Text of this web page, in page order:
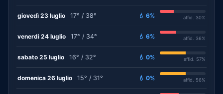
giovedì 23 luglio 17° / 38° 💧 6% affid. 30%
venerdì 24 luglio 17° / 34° 💧 6% affid. 36%
sabato 25 luglio 16° / 32° 💧 0% affid. 57%
domenica 26 luglio 15° / 31° 💧 0% affid. 56%